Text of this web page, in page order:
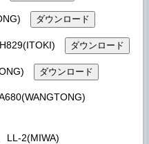
LL-2(MIWA)